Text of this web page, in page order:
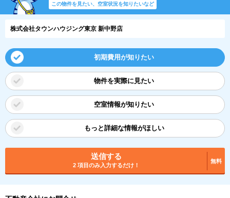
この物件を見たい、空室状況を知りたいなど
株式会社タウンハウジング東京 新中野店
初期費用が知りたい
物件を実際に見たい
空室情報が知りたい
もっと詳細な情報がほしい
送信する
2 項目のみ入力するだけ！
無料